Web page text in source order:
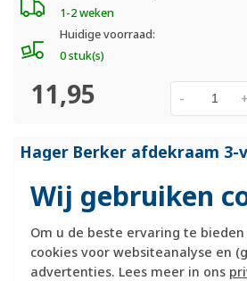
Wij gebruiken
Om u de beste ervaring te
cookies voor websiteanalyse en
advertenties. Lees meer in ons
1-2 weken
Huidige voorraad:
0 stuk(s)
11,95 +
-
Hager Berker afdekraam 3-
glans (WAD6302BG)